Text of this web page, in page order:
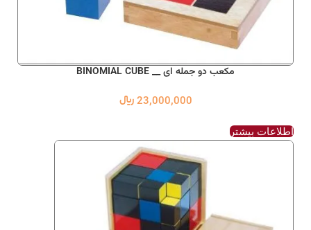
مکعب دو جمله ای __ BINOMIAL CUBE
23,000,000 ﷼
اطلاعات بیشتر